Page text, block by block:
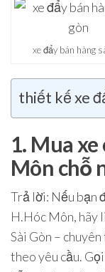
xe đẩy bán hàng
thiết kế xe
1. Mua
Môn chỗ
Trả lời: Nếu bạn
H.Hóc Môn, hãy
Sài Gòn –
theo yêu cầu.